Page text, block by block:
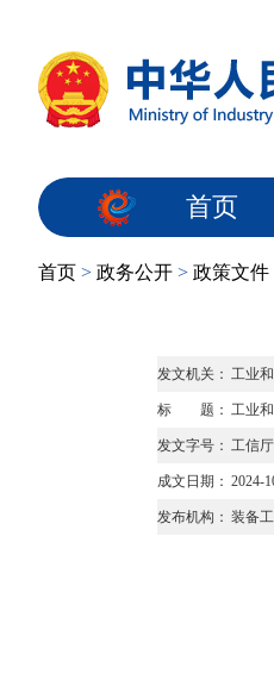
首页
首页 > 政务公开 > 政策文件
发文机关： 工业
标 题： 工业
发文字号： 工信
成文日期： 2024-
发布机构： 装备